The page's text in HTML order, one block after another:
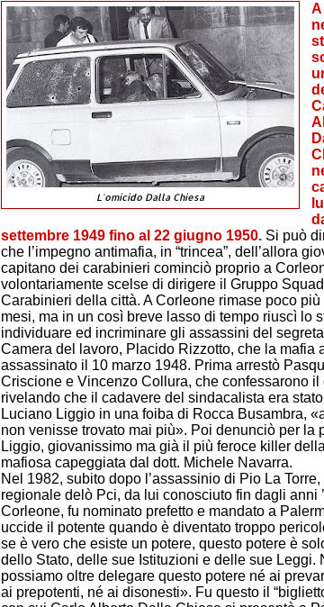
L'omicido Dalla Chiesa
settembre 1949 fino al 22 giugno 1950. Si può
che l’impegno antimafia, in “trincea”, dell’allora
capitano dei carabinieri cominciò proprio a
volontariamente scelse di dirigere il Gruppo
Carabinieri della città. A Corleone rimase poco più
mesi, ma in un così breve lasso di tempo riuscì lo
individuare ed incriminare gli assassini del
Camera del lavoro, Placido Rizzotto, che la mafia
assassinato il 10 marzo 1948. Prima arrestò
Criscione e Vincenzo Collura, che confessarono il
rivelando che il cadavere del sindacalista era
Luciano Liggio in una foiba di Rocca Busambra,
non venisse trovato mai più». Poi denunciò per la
Liggio, giovanissimo ma già il più feroce killer
mafiosa capeggiata dal dott. Michele Navarra.
Nel 1982, subito dopo l’assassinio di Pio La
regionale delò Pci, da lui conosciuto fin dagli anni
Corleone, fu nominato prefetto e mandato a
uccide il potente quando è diventato troppo
se è vero che esiste un potere, questo potere è
dello Stato, delle sue Istituzioni e delle sue Leggi.
possiamo oltre delegare questo potere né ai
ai prepotenti, né ai disonesti». Fu questo il